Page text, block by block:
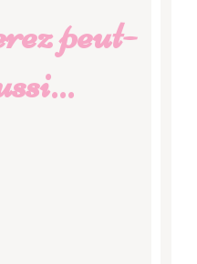
peut-